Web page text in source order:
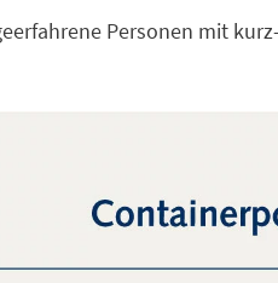
Personen mit